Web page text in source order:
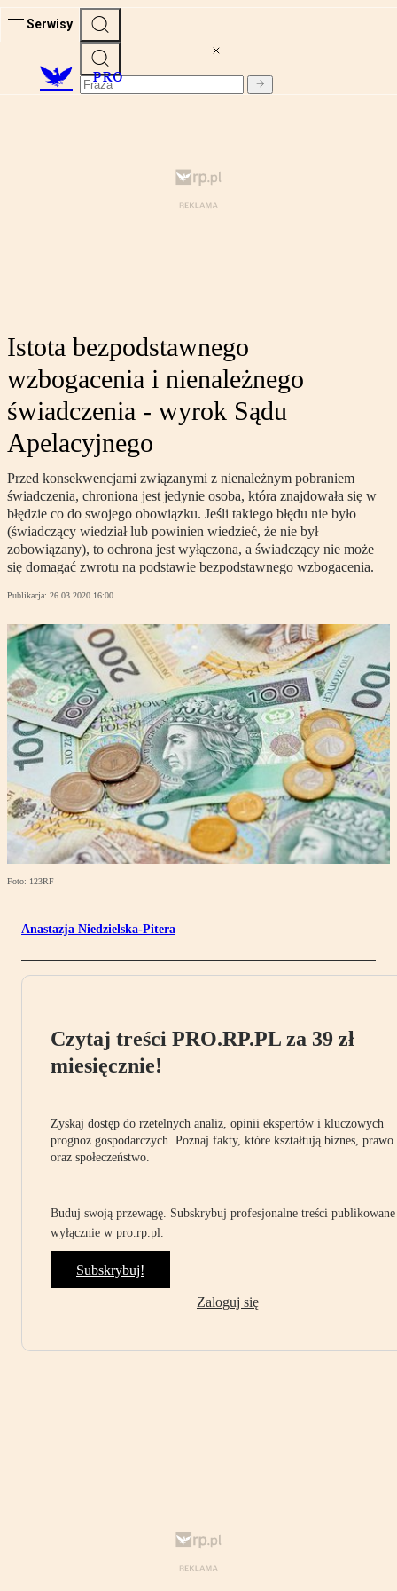
Serwisy
PRO
Istota bezpodstawnego
wzbogacenia i nienależnego
świadczenia - wyrok Sądu
Apelacyjnego
Przed konsekwencjami związanymi z nienależnym pobraniem
świadczenia, chroniona jest jedynie osoba, która znajdowała się w
błędzie co do swojego obowiązku. Jeśli takiego błędu nie było
(świadczący wiedział lub powinien wiedzieć, że nie był
zobowiązany), to ochrona jest wyłączona, a świadczący nie może
się domagać zwrotu na podstawie bezpodstawnego wzbogacenia.
Publikacja: 26.03.2020 16:00
Foto: 123RF
Anastazja Niedzielska-Pitera
Czytaj treści PRO.RP.PL za 39 zł
miesięcznie!
Zyskaj dostęp do rzetelnych analiz, opinii ekspertów i kluczowych
prognoz gospodarczych. Poznaj fakty, które kształtują biznes, prawo
oraz społeczeństwo.
Buduj swoją przewagę. Subskrybuj profesjonalne treści publikowane
wyłącznie w pro.rp.pl.
Subskrybuj!
Zaloguj się